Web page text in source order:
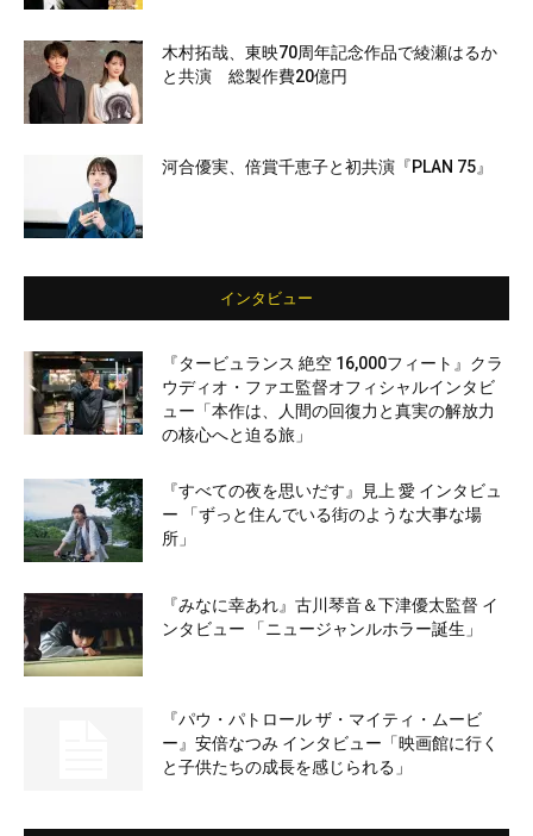
木村拓哉、東映70周年記念作品で綾瀬はるか
と共演 総製作費20億円
河合優実、倍賞千恵子と初共演『PLAN 75』
インタビュー
『タービュランス 絶空 16,000フィート』クラ
ウディオ・ファエ監督オフィシャルインタビ
ュー「本作は、人間の回復力と真実の解放力
の核心へと迫る旅」
『すべての夜を思いだす』見上 愛 インタビュ
ー 「ずっと住んでいる街のような大事な場
所」
『みなに幸あれ』古川琴音＆下津優太監督 イ
ンタビュー 「ニュージャンルホラー誕生」
『パウ・パトロール ザ・マイティ・ムービ
ー』安倍なつみ インタビュー「映画館に行く
と子供たちの成長を感じられる」